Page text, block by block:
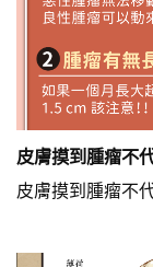
皮膚摸到腫瘤不
皮膚摸到腫瘤不